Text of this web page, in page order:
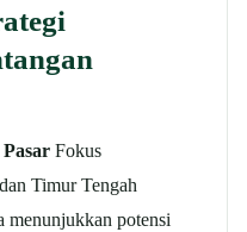
Fokus
Timur Tengah
menunjukkan potensi